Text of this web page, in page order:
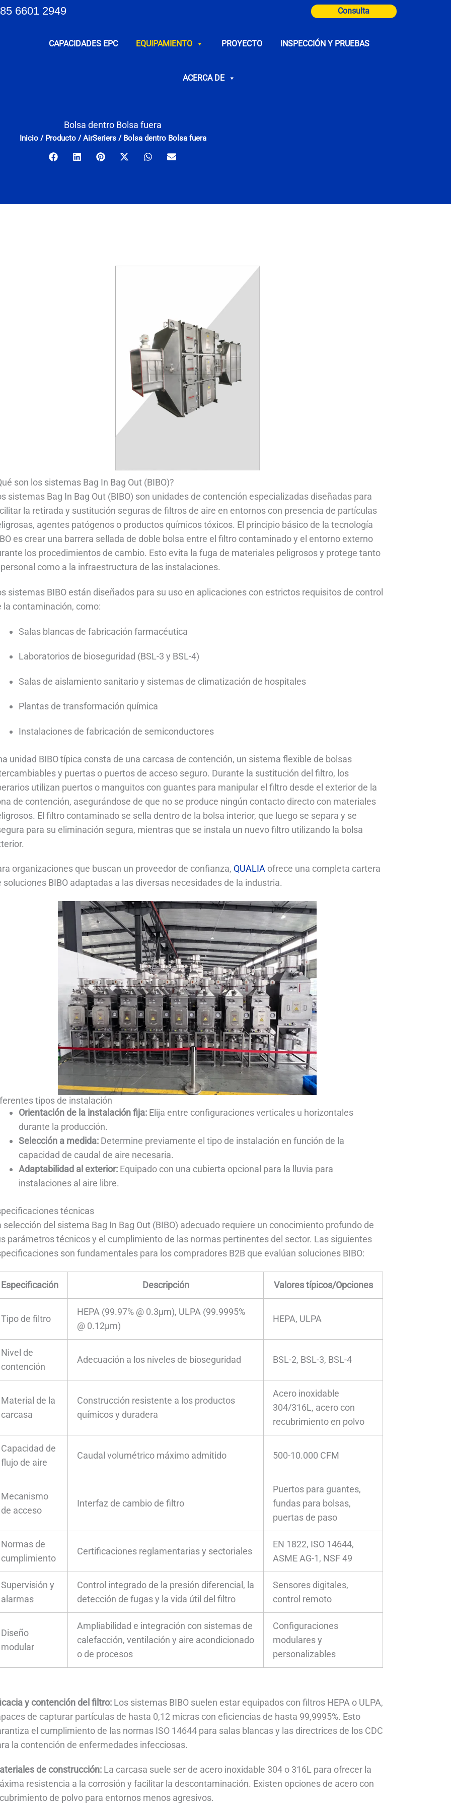
6601 2949 Consulta
CAPACIDADES EPC EQUIPAMIENTO PROYECTO INSPECCIÓN Y PRUEBAS
ACERCA DE
Bolsa dentro Bolsa fuera
Inicio/ Producto/AirSeriers/ Bolsa dentro Bolsa fuera
son los sistemas Bag In Bag Out (BIBO)?
sistemas Bag In Bag Out (BIBO) son unidades de contención especializadas diseñadas para
la retirada y sustitución seguras de filtros de aire en entornos con presencia de partículas
agentes patógenos o productos químicos tóxicos. El principio básico de la tecnología
es crear una barrera sellada de doble bolsa entre el filtro contaminado y el entorno externo
los procedimientos de cambio. Esto evita la fuga de materiales peligrosos y protege tanto
como a la infraestructura de las instalaciones.
sistemas BIBO están diseñados para su uso en aplicaciones con estrictos requisitos de control
la contaminación, como:
Salas blancas de fabricación farmacéutica
Laboratorios de bioseguridad (BSL-3 y BSL-4)
Salas de aislamiento sanitario y sistemas de climatización de hospitales
Plantas de transformación química
Instalaciones de fabricación de semiconductores
unidad BIBO típica consta de una carcasa de contención, un sistema flexible de bolsas
y puertas o puertos de acceso seguro. Durante la sustitución del filtro, los
utilizan puertos o manguitos con guantes para manipular el filtro desde el exterior de la
de contención, asegurándose de que no se produce ningún contacto directo con materiales
El filtro contaminado se sella dentro de la bolsa interior, que luego se separa y se
para su eliminación segura, mientras que se instala un nuevo filtro utilizando la bolsa
organizaciones que buscan un proveedor de confianza, QUALIA ofrece una completa cartera
soluciones BIBO adaptadas a las diversas necesidades de la industria.
tipos de instalación
Orientación de la instalación fija: Elija entre configuraciones verticales u horizontales
durante la producción.
Selección a medida: Determine previamente el tipo de instalación en función de la
capacidad de caudal de aire necesaria.
Adaptabilidad al exterior: Equipado con una cubierta opcional para la lluvia para
instalaciones al aire libre.
técnicas
selección del sistema Bag In Bag Out (BIBO) adecuado requiere un conocimiento profundo de
parámetros técnicos y el cumplimiento de las normas pertinentes del sector. Las siguientes
son fundamentales para los compradores B2B que evalúan soluciones BIBO:
Especificación Descripción Valores típicos/Opciones
Tipo de filtro
HEPA (99.97% @ 0.3μm), ULPA (99.9995%
@ 0.12μm)
HEPA, ULPA
Nivel de
contención
Adecuación a los niveles de bioseguridad BSL-2, BSL-3, BSL-4
Material de la
carcasa
Construcción resistente a los productos
químicos y duradera
Acero inoxidable
304/316L, acero con
recubrimiento en polvo
Capacidad de
flujo de aire
Caudal volumétrico máximo admitido 500-10.000 CFM
Mecanismo
de acceso
Interfaz de cambio de filtro
Puertos para guantes,
fundas para bolsas,
puertas de paso
Normas de
cumplimiento
Certificaciones reglamentarias y sectoriales
EN 1822, ISO 14644,
ASME AG-1, NSF 49
Supervisión y
alarmas
Control integrado de la presión diferencial, la
detección de fugas y la vida útil del filtro
Sensores digitales,
control remoto
Diseño
modular
Ampliabilidad e integración con sistemas de
calefacción, ventilación y aire acondicionado
o de procesos
Configuraciones
modulares y
personalizables
y contención del filtro: Los sistemas BIBO suelen estar equipados con filtros HEPA o ULPA,
de capturar partículas de hasta 0,12 micras con eficiencias de hasta 99,9995%. Esto
el cumplimiento de las normas ISO 14644 para salas blancas y las directrices de los CDC
la contención de enfermedades infecciosas.
de construcción: La carcasa suele ser de acero inoxidable 304 o 316L para ofrecer la
resistencia a la corrosión y facilitar la descontaminación. Existen opciones de acero con
de polvo para entornos menos agresivos.